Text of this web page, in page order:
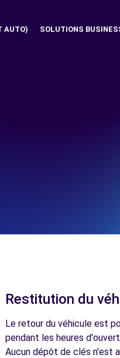
AUTO) SOLUTIONS
Restitution du
Le retour du véhicule est
pendant les heures
Aucun dépôt de clés n'est